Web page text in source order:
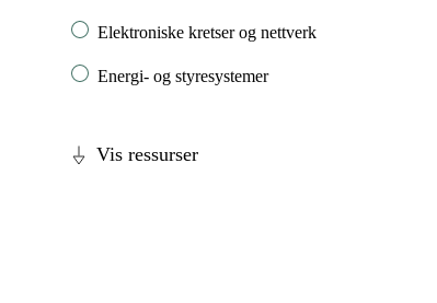
Elektroniske kretser og nettverk
Energi- og styresystemer
Vis ressurser